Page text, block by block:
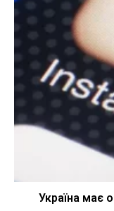
Україна має